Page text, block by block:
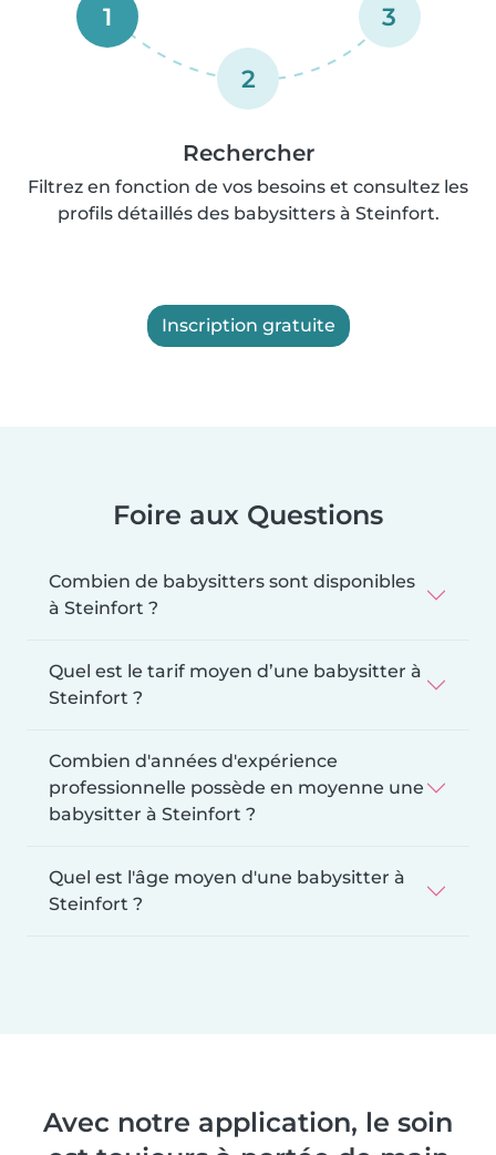
1
2
3
Rechercher
Filtrez en fonction de vos besoins et consultez les
profils détaillés des babysitters à Steinfort.
Inscription gratuite
Foire aux Questions
Combien de babysitters sont disponibles
à Steinfort ?
Quel est le tarif moyen d’une babysitter à
Steinfort ?
Combien d'années d'expérience
professionnelle possède en moyenne une
babysitter à Steinfort ?
Quel est l'âge moyen d'une babysitter à
Steinfort ?
Avec notre application, le soin